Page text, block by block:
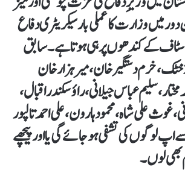
میں وزارت کا عملی بار سیکریٹری دفاع
کے کندھوں پر ہی ہوتا ہے۔ سابق
خرم دستگیر خان، میر ہزار خان
مختار، سلیم عباس جیلانی، راؤ سکندر اقبال،
علی شاہ، محمود ہارون، علی احمد تالپور
لوگوں کی تشفی ہو جائے گی یا اور پیچھے
بھی لوں۔